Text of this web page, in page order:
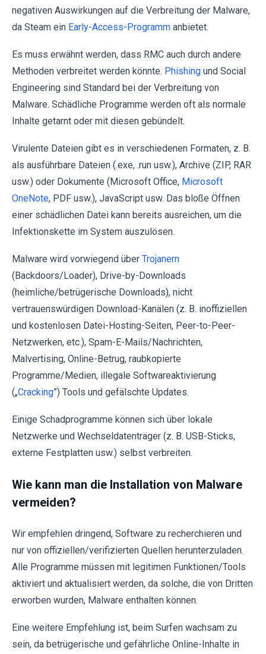
negativen Auswirkungen auf die Verbreitung der Malware,
da Steam ein Early-Access-Programm anbietet.
Es muss erwähnt werden, dass RMC auch durch andere
Methoden verbreitet werden könnte. Phishing und Social
Engineering sind Standard bei der Verbreitung von
Malware. Schädliche Programme werden oft als normale
Inhalte getarnt oder mit diesen gebündelt.
Virulente Dateien gibt es in verschiedenen Formaten, z. B.
als ausführbare Dateien (.exe, .run usw.), Archive (ZIP, RAR
usw.) oder Dokumente (Microsoft Office, Microsoft
OneNote, PDF usw.), JavaScript usw. Das bloße Öffnen
einer schädlichen Datei kann bereits ausreichen, um die
Infektionskette im System auszulösen.
Malware wird vorwiegend über Trojanern
(Backdoors/Loader), Drive-by-Downloads
(heimliche/betrügerische Downloads), nicht
vertrauenswürdigen Download-Kanälen (z. B. inoffiziellen
und kostenlosen Datei-Hosting-Seiten, Peer-to-Peer-
Netzwerken, etc.), Spam-E-Mails/Nachrichten,
Malvertising, Online-Betrug, raubkopierte
Programme/Medien, illegale Softwareaktivierung
(„Cracking”) Tools und gefälschte Updates.
Einige Schadprogramme können sich über lokale
Netzwerke und Wechseldatenträger (z. B. USB-Sticks,
externe Festplatten usw.) selbst verbreiten.
Wie kann man die Installation von Malware
vermeiden?
Wir empfehlen dringend, Software zu recherchieren und
nur von offiziellen/verifizierten Quellen herunterzuladen.
Alle Programme müssen mit legitimen Funktionen/Tools
aktiviert und aktualisiert werden, da solche, die von Dritten
erworben wurden, Malware enthalten können.
Eine weitere Empfehlung ist, beim Surfen wachsam zu
sein, da betrügerische und gefährliche Online-Inhalte in